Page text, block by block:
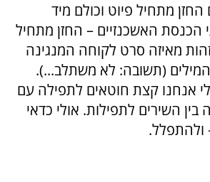
מתחיל פיוט וכולם מיד
הכנסת האשכנזיים – החזן מתחיל
מאיזה סרט לקוחה המנגינה
(תשובה: לא משתלב...).
אנחנו קצת חוטאים לתפילה עם
השירים לתפילות. אולי כדאי
ולהתפלל.